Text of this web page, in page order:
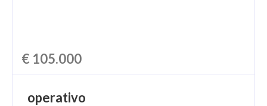
€ 105.000
operativo